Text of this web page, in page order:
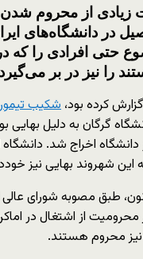
زیادی از محروم
در دانشگاه‌های
حتی افرادی را که
را نیز در بر
کرده بود،شکیب
گرگان به دلیل بهایی
از دانشگاه اخراج شد.
شهروند بهایی نیز
طبق مصوبه شورای عالی
محرومیت از اشتغال در
محروم هستند.